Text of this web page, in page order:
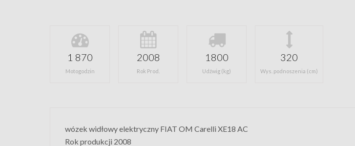
1 870
Motogodzin
2008
Rok Prod.
1800
Udźwig (kg)
320
Wys. podnoszenia (cm)
wózek widłowy elektryczny FIAT OM Carelli XE18 AC
Rok produkcji 2008